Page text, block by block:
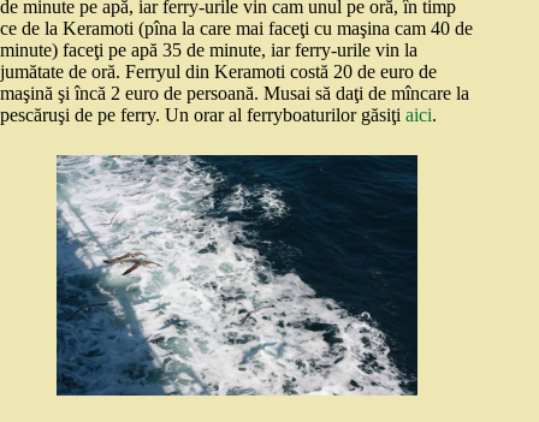
de minute pe apă, iar ferry-urile vin cam unul pe oră, în timp
ce de la Keramoti (pîna la care mai faceţi cu maşina cam 40 de
minute) faceţi pe apă 35 de minute, iar ferry-urile vin la
jumătate de oră. Ferryul din Keramoti costă 20 de euro de
maşină şi încă 2 euro de persoană. Musai să daţi de mîncare la
pescăruşi de pe ferry. Un orar al ferryboaturilor găsiţi aici.